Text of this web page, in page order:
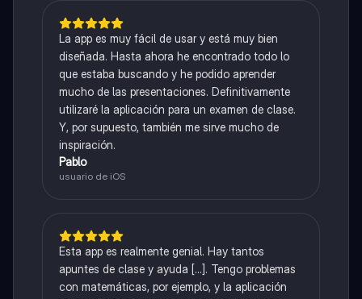
La app es muy fácil de usar y está muy bien
diseñada. Hasta ahora he encontrado todo lo
que estaba buscando y he podido aprender
mucho de las presentaciones. Definitivamente
utilizaré la aplicación para un examen de clase.
Y, por supuesto, también me sirve mucho de
inspiración.
Pablo
usuario de iOS
Esta app es realmente genial. Hay tantos
apuntes de clase y ayuda [...]. Tengo problemas
con matemáticas, por ejemplo, y la aplicación